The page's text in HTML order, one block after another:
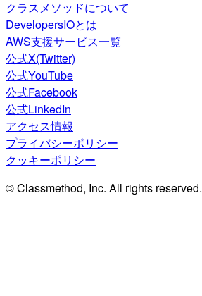
クラスメソッドについて
DevelopersIOとは
AWS支援サービス一覧
公式X(Twitter)
公式YouTube
公式Facebook
公式LinkedIn
アクセス情報
プライバシーポリシー
クッキーポリシー
© Classmethod, Inc. All rights reserved.